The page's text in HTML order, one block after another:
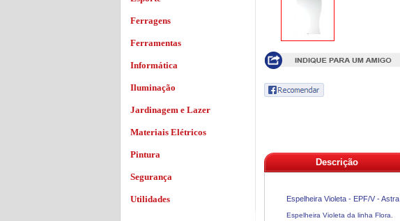
Descrição
Espelheira Violeta - EPF/V - Astra
Espelheira Violeta da linha Flora.
Ferragens
Ferramentas
Informática
Iluminação
Jardinagem e Lazer
Materiais Elétricos
Pintura
Segurança
Utilidades